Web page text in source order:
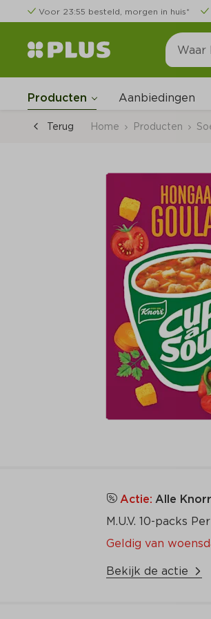
Voor 23:55 besteld, morgen in huis*
Producten Aanbiedingen
Terug Home Producten
Actie: Alle
M.U.V. 10-packs
Geldig van
Bekijk de actie